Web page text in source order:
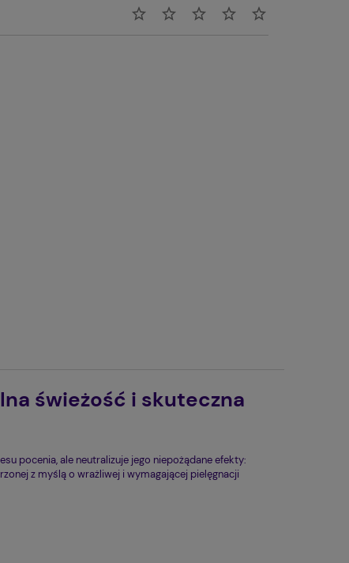
świeżość i skuteczna
pocenia, ale neutralizuje jego niepożądane efekty:
z myślą o wrażliwej i wymagającej pielęgnacji